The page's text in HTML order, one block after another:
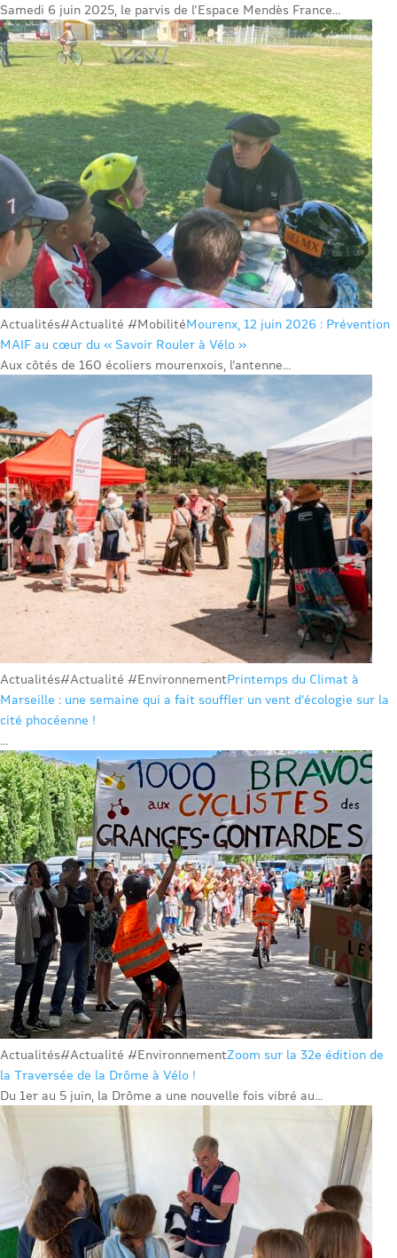
Samedi 6 juin 2025, le parvis de l’Espace Mendès France...
Actualités#Actualité #MobilitéMourenx, 12 juin 2026 : Prévention
MAIF au cœur du « Savoir Rouler à Vélo »
Aux côtés de 160 écoliers mourenxois, l’antenne...
Actualités#Actualité #EnvironnementPrintemps du Climat à
Marseille : une semaine qui a fait souffler un vent d’écologie sur la
cité phocéenne !
...
Actualités#Actualité #EnvironnementZoom sur la 32e édition de
la Traversée de la Drôme à Vélo !
Du 1er au 5 juin, la Drôme a une nouvelle fois vibré au...